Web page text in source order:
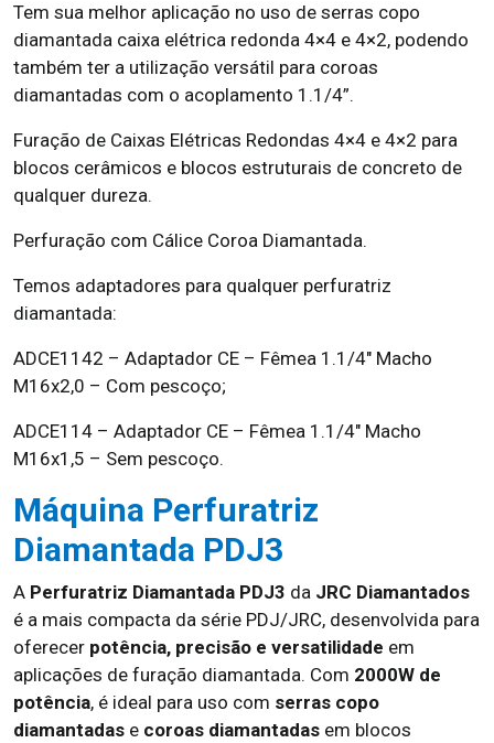
Tem sua melhor aplicação no uso de serras copo
diamantada caixa elétrica redonda 4×4 e 4×2, podendo
também ter a utilização versátil para coroas
diamantadas com o acoplamento 1.1/4”.
Furação de Caixas Elétricas Redondas 4×4 e 4×2 para
blocos cerâmicos e blocos estruturais de concreto de
qualquer dureza.
Perfuração com Cálice Coroa Diamantada.
Temos adaptadores para qualquer perfuratriz
diamantada:
ADCE1142 – Adaptador CE – Fêmea 1.1/4″ Macho
M16x2,0 – Com pescoço;
ADCE114 – Adaptador CE – Fêmea 1.1/4″ Macho
M16x1,5 – Sem pescoço.
Máquina Perfuratriz
Diamantada PDJ3
A Perfuratriz Diamantada PDJ3 da JRC Diamantados
é a mais compacta da série PDJ/JRC, desenvolvida para
oferecer potência, precisão e versatilidade em
aplicações de furação diamantada. Com 2000W de
potência, é ideal para uso com serras copo
diamantadas e coroas diamantadas em blocos